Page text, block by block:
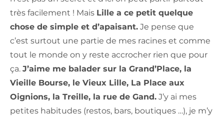
très facilement ! Mais Lille a ce petit quelque
chose de simple et d’apaisant. Je pense que
c’est surtout une partie de mes racines et comme
tout le monde on y reste accrocher rien que pour
ça. J’aime me balader sur la Grand’Place, la
Vieille Bourse, le Vieux Lille, La Place aux
Oignions, la Treille, la rue de Gand. J’y ai mes
petites habitudes (restos, bars, boutiques …), je m’y